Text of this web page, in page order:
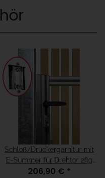
Schloß/Drückergarnitur mit
E-Summer für Drehtor 2flg
und Münchner Modell, für
206,90 € *